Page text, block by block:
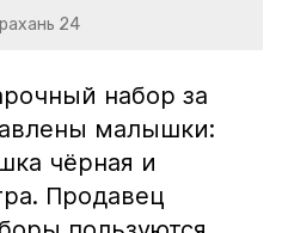
24
набор за
малышки:
чёрная и
Продавец